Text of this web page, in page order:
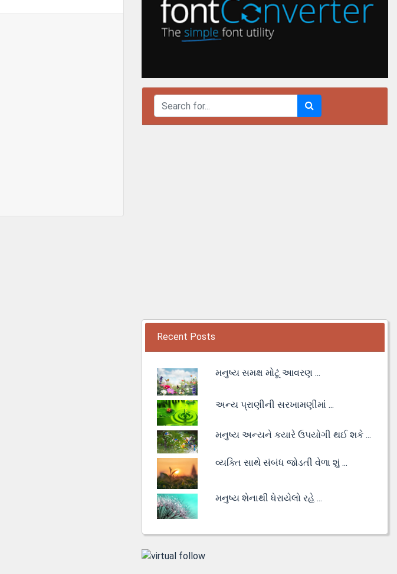
Recent Posts
મનુષ્ય સમક્ષ મોટૂં આવરણ ...
અન્ય પ્રાણીની સરખામણીમાં ...
મનુષ્ય અન્યને કયારે ઉપયોગી થઈ શકે ...
વ્યક્તિ સાથે સંબંધ જોડતી વેળા શું ...
મનુષ્ય શેનાથી ધેરાયેલો રહે ...